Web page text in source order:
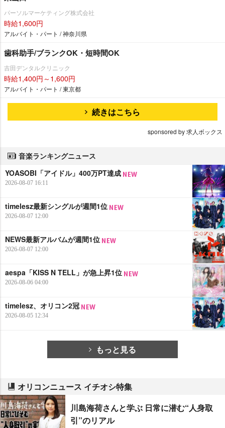
パーソルマーケティング株式会社
時給1,600円
アルバイト・パート / 神奈川県
歯科助手/ブランクOK・短時間OK
吉田デンタルクリニック
時給1,400円～1,600円
アルバイト・パート / 東京都
続きはこちら
sponsored by 求人ボックス
音楽ランキングニュース
YOASOBI「アイドル」400万PT達成
2026-08-07 16:11
timelesz最新シングルが週間1位
2026-08-07 12:00
NEWS最新アルバムが週間1位
2026-08-07 12:00
aespa「KISS N TELL」が急上昇1位
2026-08-06 04:00
timelesz、オリコン2冠
2026-08-05 12:34
もっと見る
オリコンニュース イチオシ特集
川島海荷さんと学ぶ 日常に潜む“人身取
引”のリアル